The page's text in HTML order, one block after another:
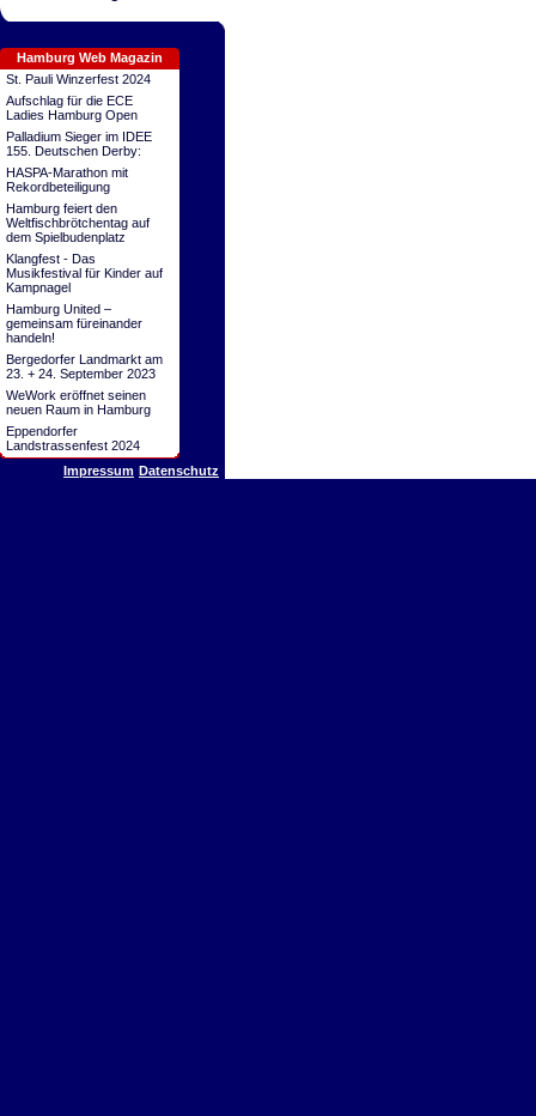
Hamburg Web Magazin
St. Pauli Winzerfest 2024
Aufschlag für die ECE
Ladies Hamburg Open
Palladium Sieger im IDEE
155. Deutschen Derby:
HASPA-Marathon mit
Rekordbeteiligung
Hamburg feiert den
Weltfischbrötchentag auf
dem Spielbudenplatz
Klangfest - Das
Musikfestival für Kinder auf
Kampnagel
Hamburg United –
gemeinsam füreinander
handeln!
Bergedorfer Landmarkt am
23. + 24. September 2023
WeWork eröffnet seinen
neuen Raum in Hamburg
Eppendorfer
Landstrassenfest 2024
Impressum Datenschutz